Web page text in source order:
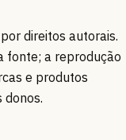
direitos autorais.
fonte; a reprodução
e produtos
donos.